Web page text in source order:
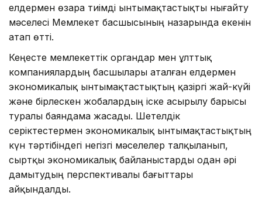
елдермен өзара тиімді ынтымақтастықты нығайту
мәселесі Мемлекет басшысының назарында екенін
атап өтті.
Кеңесте мемлекеттік органдар мен ұлттық
компаниялардың басшылары аталған елдермен
экономикалық ынтымақтастықтың қазіргі жай-күйі
және бірлескен жобалардың іске асырылу барысы
туралы баяндама жасады. Шетелдік
серіктестермен экономикалық ынтымақтастықтың
күн тәртібіндегі негізгі мәселелер талқыланып,
сыртқы экономикалық байланыстарды одан әрі
дамытудың перспективалы бағыттары
айқындалды.